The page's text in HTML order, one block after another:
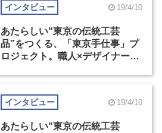
インタビュー 19/4/10
あたらしい“東京の伝統工芸
品”をつくる、「東京手仕事」プ
ロジェクト。職人×デザイナーを
インタビュー 19/4/10
あたらしい“東京の伝統工芸